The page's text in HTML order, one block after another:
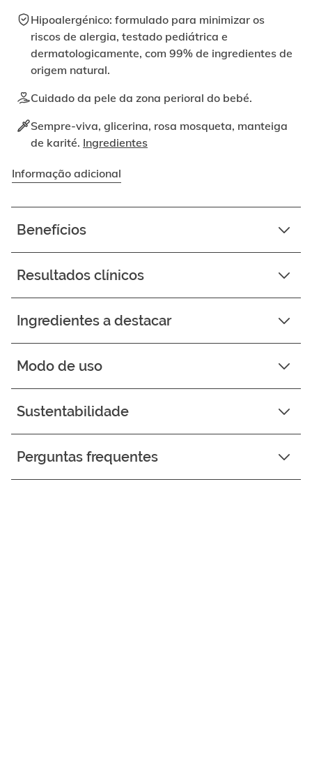
Hipoalergénico: formulado para minimizar os
riscos de alergia, testado pediátrica e
dermatologicamente, com 99% de ingredientes de
origem natural.
Cuidado da pele da zona perioral do bebé.
Sempre-viva, glicerina, rosa mosqueta, manteiga
de karité. Ingredientes
Informação adicional
Benefícios
Resultados clínicos
Ingredientes a destacar
Modo de uso
Sustentabilidade
Perguntas frequentes